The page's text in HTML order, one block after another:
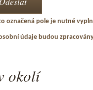
označená pole je nutné
údaje budou
okolí